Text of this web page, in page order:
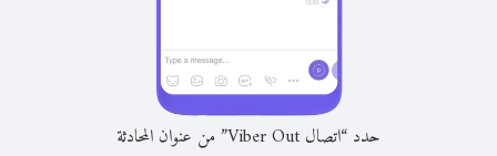
حدد “اتصال Viber Out” من عنوان المحادثة